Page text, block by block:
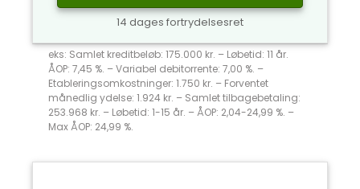
14 dages fortrydelsesret
eks: Samlet kreditbeløb: 175.000 kr. – Løbetid: 11 år.
ÅOP: 7,45 %. – Variabel debitorrente: 7,00 %. –
Etableringsomkostninger: 1.750 kr. – Forventet
månedlig ydelse: 1.924 kr. – Samlet tilbagebetaling:
253.968 kr. – Løbetid: 1-15 år. – ÅOP: 2,04-24,99 %. –
Max ÅOP: 24,99 %.